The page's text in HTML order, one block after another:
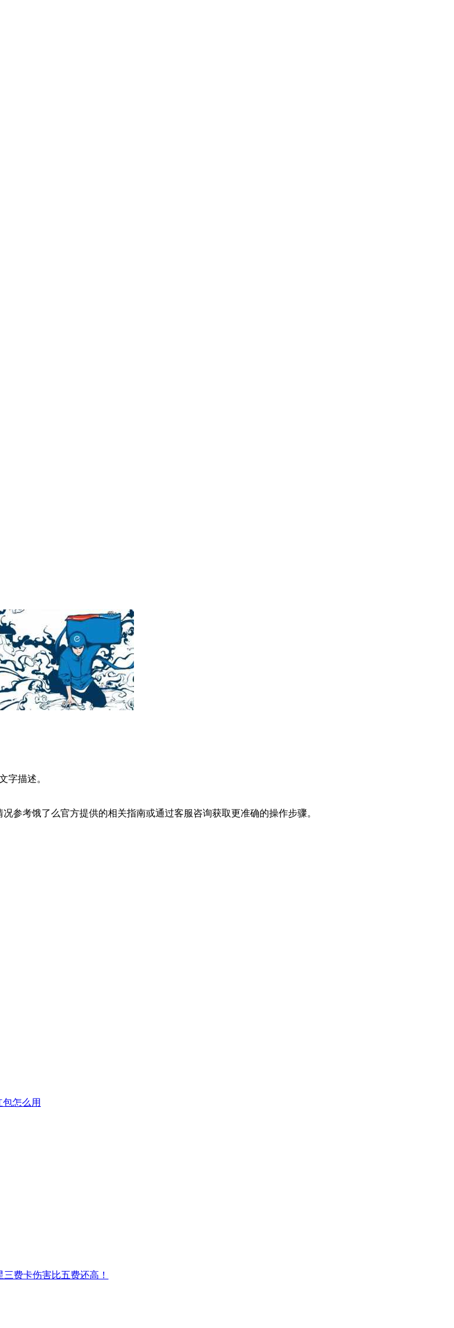
字描述。
参考饿了么官方提供的相关指南或通过客服咨询获取更准确的操作步骤。
包怎么用
费卡伤害比五费还高！